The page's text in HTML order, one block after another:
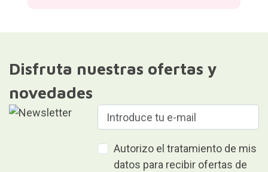
Disfruta nuestras ofertas y
novedades
Autorizo el tratamiento de mis
datos para recibir ofertas de